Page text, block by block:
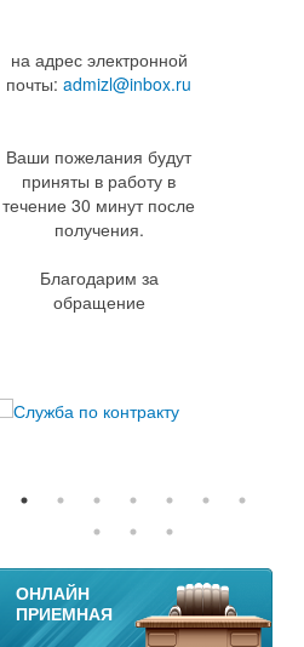
на адрес электронной
почты:admizl@inbox.ru
Ваши пожелания будут
приняты в работу в
течение 30 минут после
получения.
Благодарим за
обращение
11
ОНЛАЙН
ПРИЕМНАЯ